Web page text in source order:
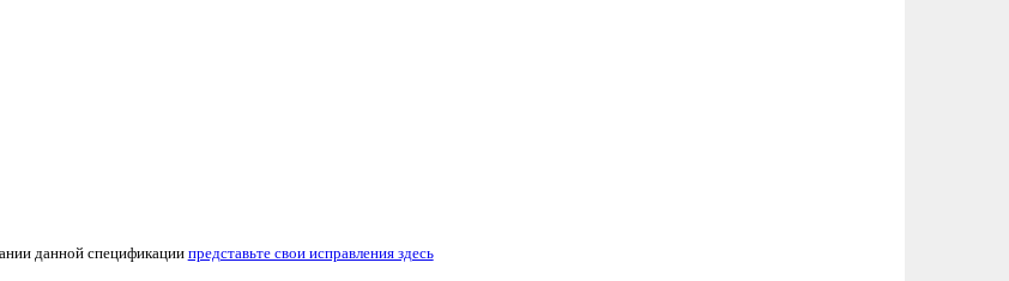
данной спецификациипредставьте свои исправления здесь